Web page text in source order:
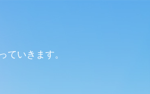
ていきます。